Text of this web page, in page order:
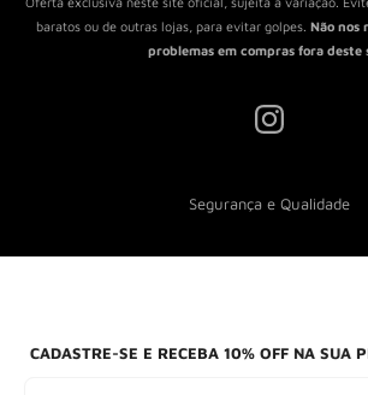
CADASTRE-SE E RECEBA 10% OFF NA SUA
baratos ou de outras lojas, para evitar golpes. Não nos
problemas em compras fora deste
Segurança e Qualidade